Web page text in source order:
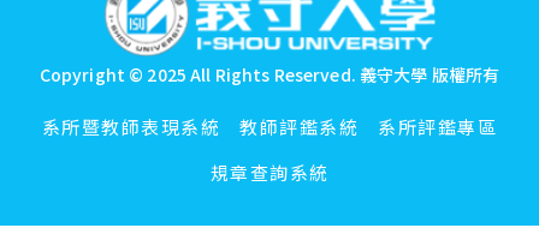
Copyright © 2025 All Rights Reserved. 義守大學 版權所有
系所暨教師表現系統 教師評鑑系統
系所評鑑專區
規章查詢系統